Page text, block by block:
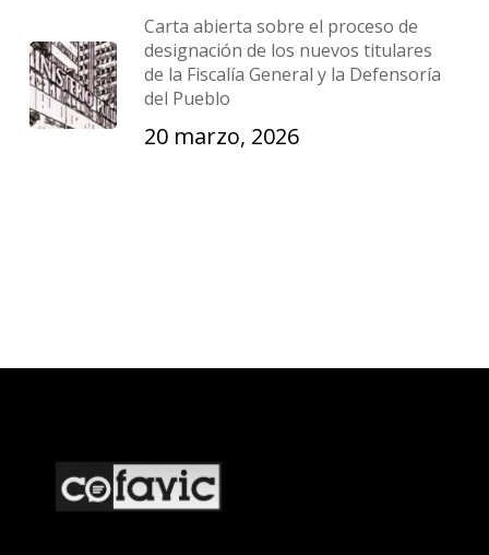
Carta abierta sobre el proceso de
designación de los nuevos titulares
de la Fiscalía General y la Defensoría
del Pueblo
20 marzo, 2026